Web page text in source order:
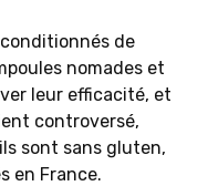
de
nomades et
leur efficacité, et
controversé,
sont sans gluten,
en France.